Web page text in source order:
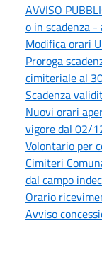
AVVISO
o in scadenza
Modifica orari
Proroga
cimiteriale al
Scadenza
Nuovi orari
vigore dal 02/
Volontario per
Cimiteri
dal campo
Orario
Avviso